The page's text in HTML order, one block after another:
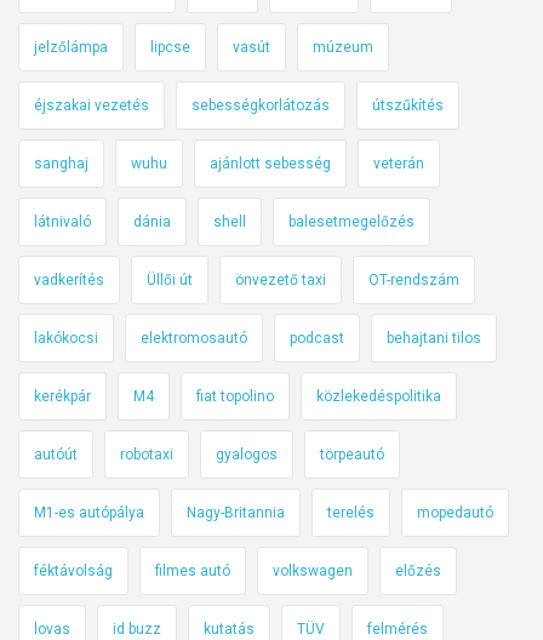
jelzőlámpa lipcse vasút múzeum
éjszakai vezetés sebességkorlátozás útszűkítés
sanghaj wuhu ajánlott sebesség veterán
látnivaló dánia shell balesetmegelőzés
vadkerítés Üllői út önvezető taxi OT-rendszám
lakókocsi elektromosautó podcast behajtani tilos
kerékpár M4 fiat topolino közlekedéspolitika
autóút robotaxi gyalogos törpeautó
M1-es autópálya Nagy-Britannia terelés mopedautó
féktávolság filmes autó volkswagen előzés
lovas id buzz kutatás TÜV felmérés